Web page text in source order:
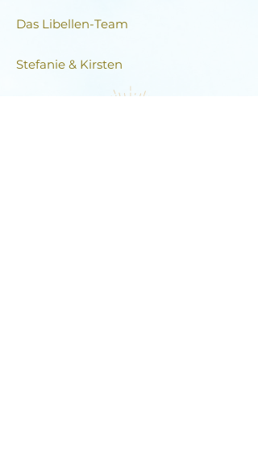
Das Libellen-Team​
Stefanie & Kirsten